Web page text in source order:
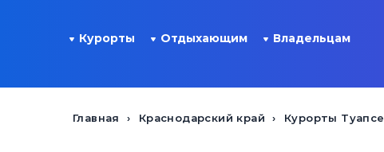
Курорты Отдыхающим Владельцам
Главная Краснодарский край Курорты Туапсе